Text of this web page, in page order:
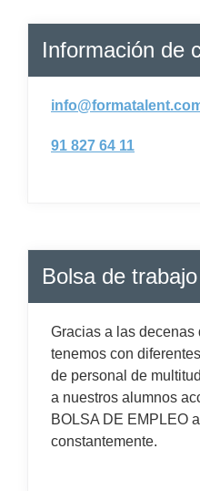
Información de
91 827 64 11
Bolsa de trabajo
Gracias a las decenas
tenemos con
de personal de
a nuestros alumnos
BOLSA DE EMPLEO
constantemente.